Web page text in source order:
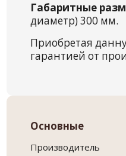
Габаритные
диаметр) 300 мм.
Приобретая
гарантией от
Основные
Производитель